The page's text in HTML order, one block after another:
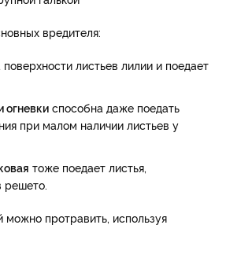
вредителя:
поверхности листьев лилии и поедает
огневки способна даже поедать
при малом наличии листьев у
тоже поедает листья,
решето.
можно протравить, используя